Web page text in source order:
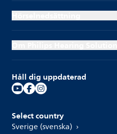
Håll dig uppdaterad
Select country
Sverige (svenska)